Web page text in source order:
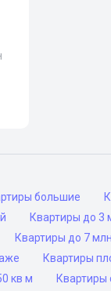
большие
Квартиры до 3
Квартиры до 7
Квартиры
кв м
Квартиры